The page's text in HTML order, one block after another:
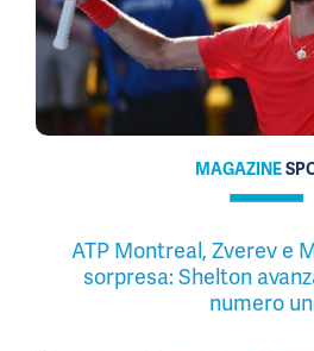
MAGAZINE
ATP Montreal, Zverev e
sorpresa: Shelton
numero